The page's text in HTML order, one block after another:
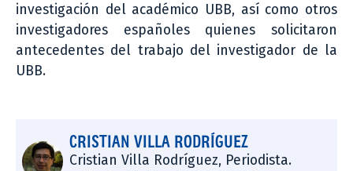
investigación del académico UBB, así como otros
investigadores españoles quienes solicitaron
antecedentes del trabajo del investigador de la
UBB.
CRISTIAN VILLA RODRÍGUEZ
Cristian Villa Rodríguez, Periodista.